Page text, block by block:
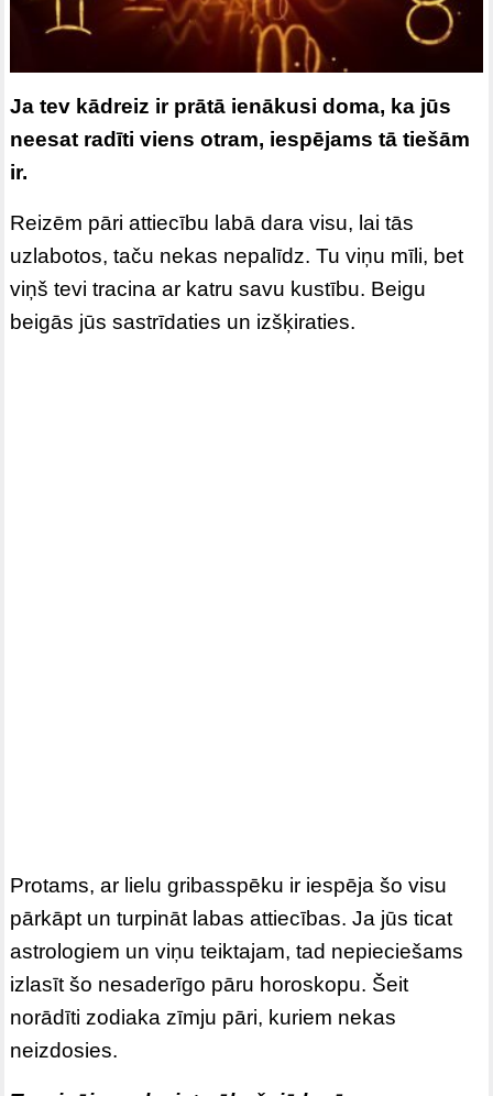
Ja tev kādreiz ir prātā ienākusi doma, ka jūs
neesat radīti viens otram, iespējams tā tiešām
ir.
Reizēm pāri attiecību labā dara visu, lai tās
uzlabotos, taču nekas nepalīdz. Tu viņu mīli, bet
viņš tevi tracina ar katru savu kustību. Beigu
beigās jūs sastrīdaties un izšķiraties.
Protams, ar lielu gribasspēku ir iespēja šo visu
pārkāpt un turpināt labas attiecības. Ja jūs ticat
astrologiem un viņu teiktajam, tad nepieciešams
izlasīt šo nesaderīgo pāru horoskopu. Šeit
norādīti zodiaka zīmju pāri, kuriem nekas
neizdosies.